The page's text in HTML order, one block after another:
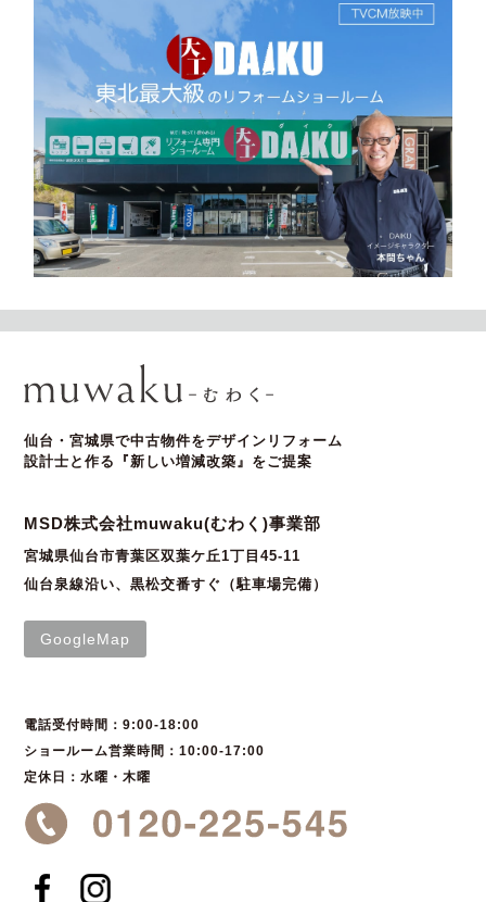
仙台・宮城県で中古物件をデザインリフォーム
設計士と作る『新しい増減改築』をご提案
MSD株式会社muwaku(むわく)事業部
宮城県仙台市青葉区双葉ケ丘1丁目45-11
仙台泉線沿い、黒松交番すぐ（駐車場完備）
GoogleMap
電話受付時間：9:00-18:00
ショールーム営業時間：10:00-17:00
定休日：水曜・木曜